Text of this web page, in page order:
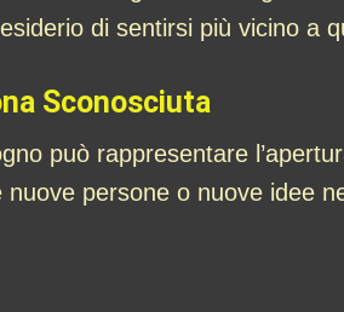
di sentirsi più vicino a
Sconosciuta
può rappresentare
persone o nuove idee